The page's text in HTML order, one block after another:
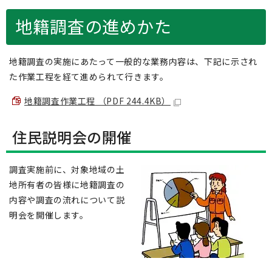
地籍調査の進めかた
地籍調査の実施にあたって一般的な業務内容は、下記に示され
た作業工程を経て進められて行きます。
地籍調査作業工程 （PDF 244.4KB）
住民説明会の開催
調査実施前に、対象地域の土
地所有者の皆様に地籍調査の
内容や調査の流れについて説
明会を開催します。